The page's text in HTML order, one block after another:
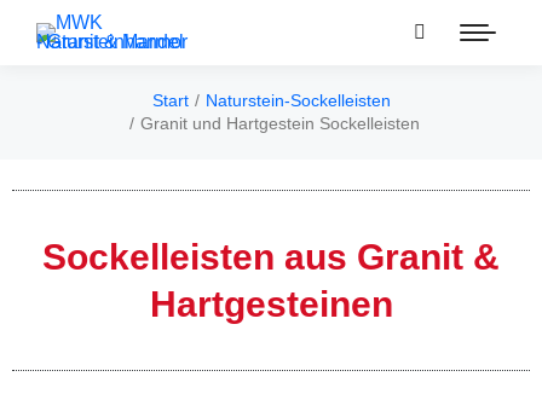
Sie befinden sich hier:
Start
Naturstein-Sockelleisten
Granit und Hartgestein Sockelleisten
Sockelleisten aus Granit &
Hartgesteinen